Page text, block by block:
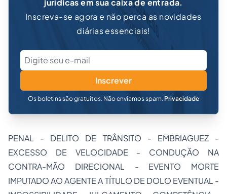
jurídicas em sua caixa de entrada.
Inscreva-se agora e não perca as novidades
diárias essenciais!
Inscrever
Os boletins são gratuitos. Não enviamos spam. Privacidade
PENAL - DELITO DE TRÂNSITO - EMBRIAGUEZ -
EXCESSO DE VELOCIDADE - CONDUÇÃO NA
CONTRA-MÃO DIRECIONAL - EVENTO MORTE
IMPUTADO AO AGENTE A TÍTULO DE DOLO EVENTUAL -